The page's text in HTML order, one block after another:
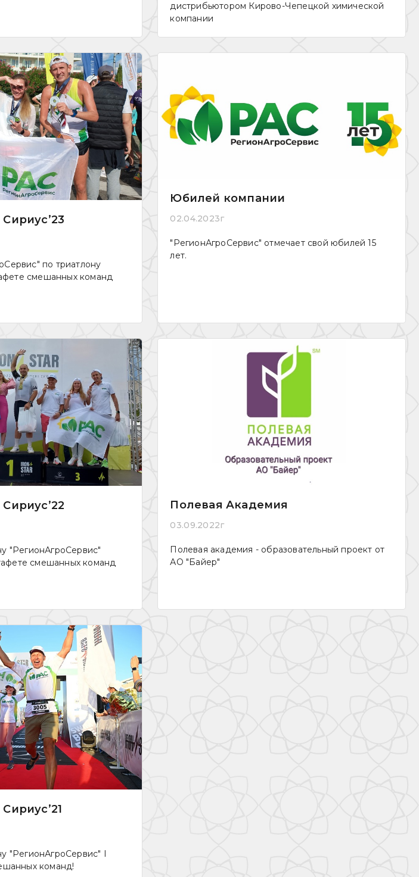
дистрибьютором Кирово-Чепецкой химической
компании
Сириус’23
по триатлону
смешанных команд
Юбилей компании
02.04.2023г
"РегионАгроСервис" отмечает свой юбилей 15
лет.
Сириус’22
"РегионАгроСервис"
смешанных команд
Полевая Академия
03.09.2022г
Полевая академия - образовательный проект от
АО "Байер"
"РегионАгроСервис" I
команд!